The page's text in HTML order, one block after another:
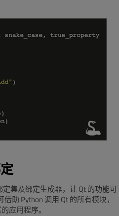
定集及绑定生成器，让 Qt 的功能可
助 Python 调用 Qt 的所有模块，
应用程序。